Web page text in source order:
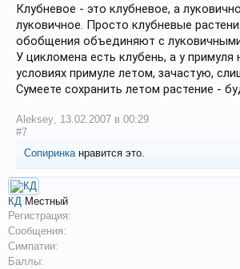
Клубневое - это клубневое, а
луковичное. Просто клубневые
обобщения объединяют с
У цикломена есть клубень, а у
условиях примуле летом, зачастую,
Сумеете сохранить летом растение -
Aleksey 13.02.2007 в 00:29
#7
Сопиринка нравится это.
КД Местный
Регистрация:
Сообщения:
Симпатии:
Баллы: